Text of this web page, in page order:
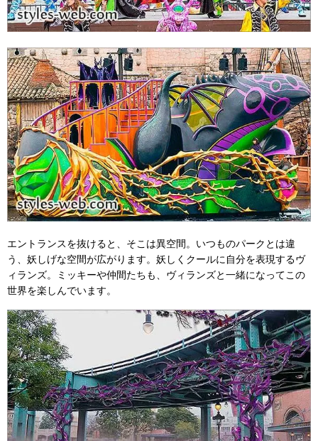
エントランスを抜けると、そこは異空間。いつものパークとは違
う、妖しげな空間が広がります。妖しくクールに自分を表現するヴ
ィランズ。ミッキーや仲間たちも、ヴィランズと一緒になってこの
世界を楽しんでいます。